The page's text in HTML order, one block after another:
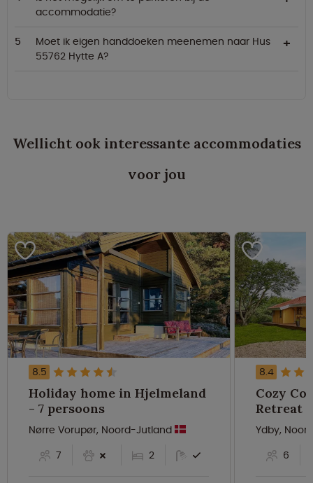
accommodatie?
Moet ik eigen handdoeken meenemen naar Hus
55762 Hytte A?
Wellicht ook interessante accommodaties
voor jou
8.5
Holiday home in Hjelmeland
- 7 persoons
Nørre Vorupør, Noord-Jutland
7
2
8.4
Cozy
Ydby,
6